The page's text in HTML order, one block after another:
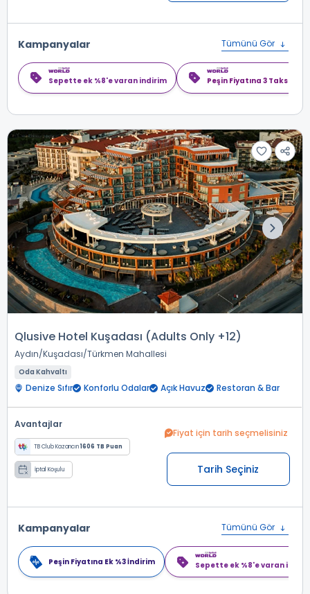
Kampanyalar Tümünü Gör
Sepette ek %8'e varan indirim Peşin Fiyatına 3 Taksit
Qlusive Hotel Kuşadası (Adults Only +12)
Aydın Kuşadası Türkmen Mahallesi
Oda Kahvaltı
Denize Sıfır Konforlu Odalar Açık Havuz Restoran & Bar
Avantajlar
TB Club Kazancın1606 TB Puan
İptal Koşulu
Fiyat için tarih seçmelisiniz
Tarih Seçiniz
Kampanyalar Tümünü Gör
Peşin Fiyatına Ek %3 İndirim Sepette ek %8'e varan